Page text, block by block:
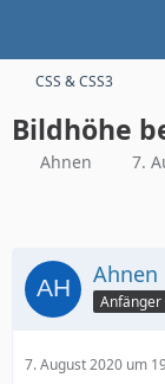
CSS & CSS3
Bildhöhe
Ahnen 7.
Ahnen
Anfänger
7. August 2020 um